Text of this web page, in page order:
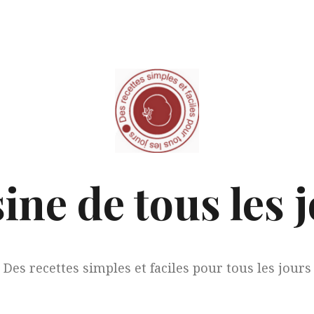
de tous les
Des recettes simples et faciles pour tous les jours